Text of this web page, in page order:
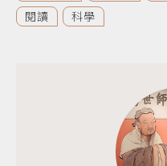
閱讀
科學